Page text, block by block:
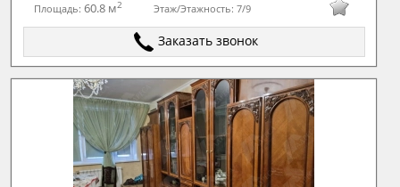
Площадь:60.8 м2 Этаж/Этажность:7/9
Заказать звонок